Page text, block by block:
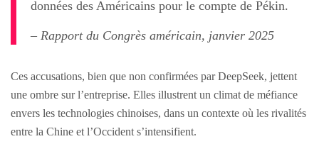
données des Américains pour le compte de Pékin.
– Rapport du Congrès américain, janvier 2025
Ces accusations, bien que non confirmées par DeepSeek, jettent
une ombre sur l’entreprise. Elles illustrent un climat de méfiance
envers les technologies chinoises, dans un contexte où les rivalités
entre la Chine et l’Occident s’intensifient.